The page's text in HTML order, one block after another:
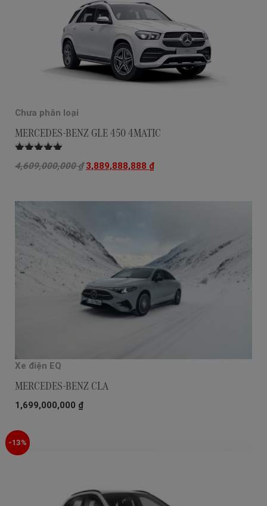
Chưa phân loại
MERCEDES-BENZ GLE 450 4MATIC
Được xếp
hạng
5.00
5
4,609,000,000₫ 3,889,888,888 ₫
Xe điện EQ
MERCEDES-BENZ CLA
1,699,000,000 ₫
-13%